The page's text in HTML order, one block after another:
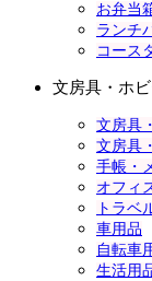
お弁当
ランチ
コース
文房具・ホ
文房具
文房具
手帳・
オフィ
トラベ
車用品
自転車
生活用